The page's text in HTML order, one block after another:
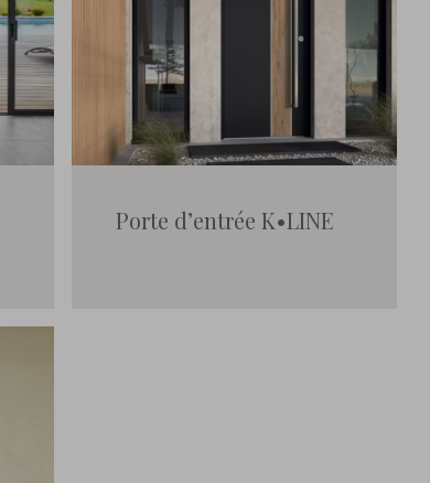
Porte d’entrée K•LINE